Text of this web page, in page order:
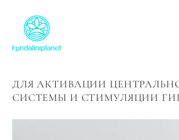
ДЛЯ АКТИВАЦИИ
СИСТЕМЫ И СТИМУЛЯЦИИ